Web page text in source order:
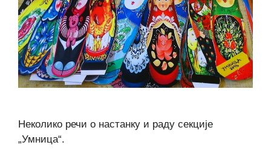
Неколико речи о настанку и раду секције
„Умница“.